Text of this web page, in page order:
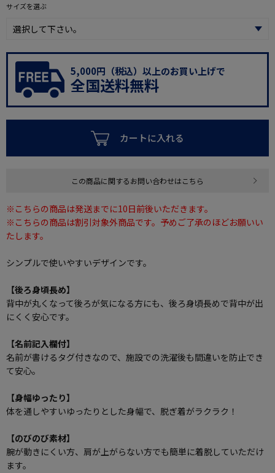
サイズを選ぶ
5,000円（税込）以上のお買い上げで
全国送料無料
カートに入れる
この商品に関するお問い合わせはこちら
※こちらの商品は発送までに10日前後いただきます。
※こちらの商品は割引対象外商品です。予めご了承のほどお願いい
たします。
シンプルで使いやすいデザインです。
【後ろ身頃長め】
背中が丸くなって後ろが気になる方にも、後ろ身頃長めで背中が出
にくく安心です。
【名前記入欄付】
名前が書けるタグ付きなので、施設での洗濯後も間違いを防止でき
て安心。
【身幅ゆったり】
体を通しやすいゆったりとした身幅で、脱ぎ着がラクラク！
【のびのび素材】
腕が動きにくい方、肩が上がらない方でも簡単に着脱していただけ
ます。